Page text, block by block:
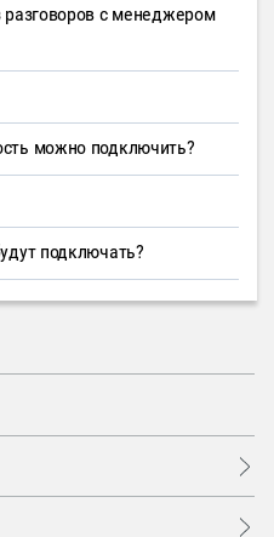
с менеджером
можно подключить?
подключать?